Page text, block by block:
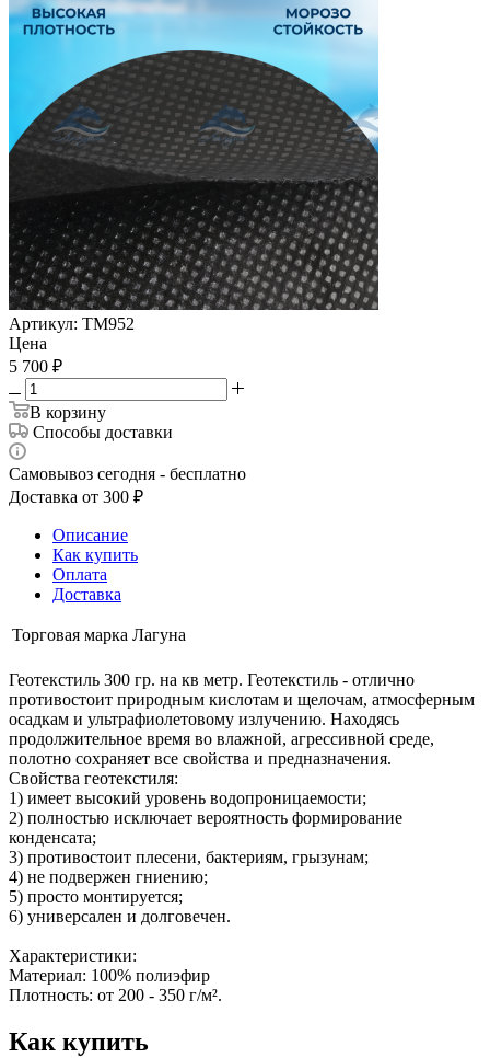
Артикул: ТМ952
Цена
5 700 ₽
В корзину
Способы доставки
Самовывоз сегодня - бесплатно
Доставка от 300 ₽
Описание
Как купить
Оплата
Доставка
Торговая марка Лагуна
Геотекстиль 300 гр. на кв метр. Геотекстиль - отлично
противостоит природным кислотам и щелочам, атмосферным
осадкам и ультрафиолетовому излучению. Находясь
продолжительное время во влажной, агрессивной среде,
полотно сохраняет все свойства и предназначения.
Свойства геотекстиля:
1) имеет высокий уровень водопроницаемости;
2) полностью исключает вероятность формирование
конденсата;
3) противостоит плесени, бактериям, грызунам;
4) не подвержен гниению;
5) просто монтируется;
6) универсален и долговечен.
Характеристики:
Материал: 100% полиэфир
Плотность: от 200 - 350 г/м².
Как купить